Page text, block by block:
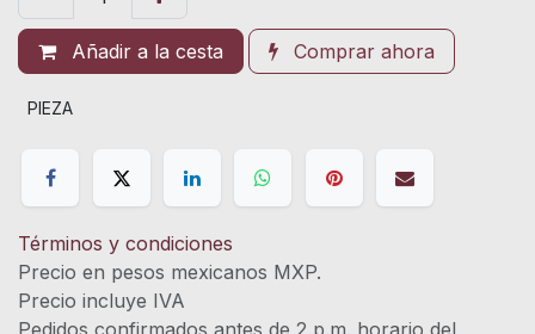
Añadir a la cesta Comprar ahora
PIEZA
Términos y condiciones
Precio en pesos mexicanos MXP.
Precio incluye IVA